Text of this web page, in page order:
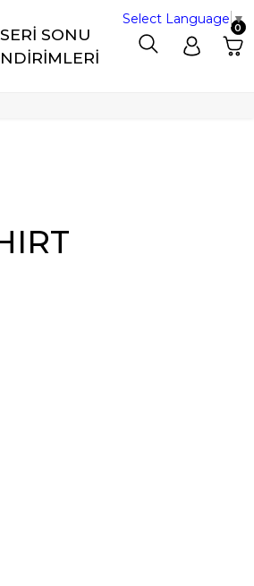
SERİ SONU
0
Select Language ▼